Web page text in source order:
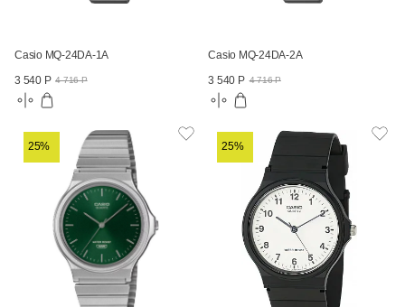
Casio MQ-24DA-1A
3 540 Р 4 716 Р
Casio MQ-24DA-2A
3 540 Р 4 716 Р
25% 25%